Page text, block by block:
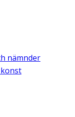
nämnder